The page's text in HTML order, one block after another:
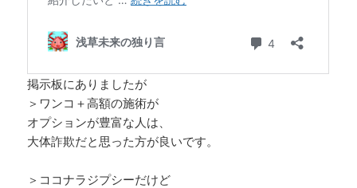
掲示板にありましたが
＞ワンコ＋高額の施術が
オプションが豊富な人は、
大体詐欺だと思った方が良いです。
＞ココナラジプシーだけど